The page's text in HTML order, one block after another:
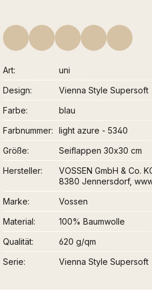
Art
uni
Design
Vienna Style Supersoft
Farbe
blau
Farbnummer
light azure - 5340
Größe
Seiflappen 30x30 cm
Hersteller
VOSSEN GmbH & Co.
8380 Jennersdorf,
Marke
Vossen
Material
100% Baumwolle
Qualität
620 g/qm
Serie
Vienna Style Supersoft